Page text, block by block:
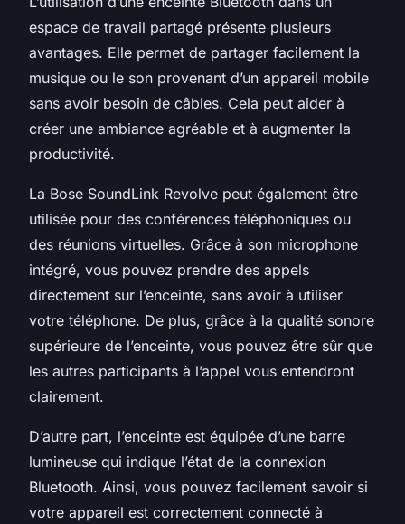
espace de travail partagé présente plusieurs
avantages. Elle permet de partager facilement la
musique ou le son provenant d’un appareil mobile
sans avoir besoin de câbles. Cela peut aider à
créer une ambiance agréable et à augmenter la
productivité.
La Bose SoundLink Revolve peut également être
utilisée pour des conférences téléphoniques ou
des réunions virtuelles. Grâce à son microphone
intégré, vous pouvez prendre des appels
directement sur l’enceinte, sans avoir à utiliser
votre téléphone. De plus, grâce à la qualité sonore
supérieure de l’enceinte, vous pouvez être sûr que
les autres participants à l’appel vous entendront
clairement.
D’autre part, l’enceinte est équipée d’une barre
lumineuse qui indique l’état de la connexion
Bluetooth. Ainsi, vous pouvez facilement savoir si
votre appareil est correctement connecté à